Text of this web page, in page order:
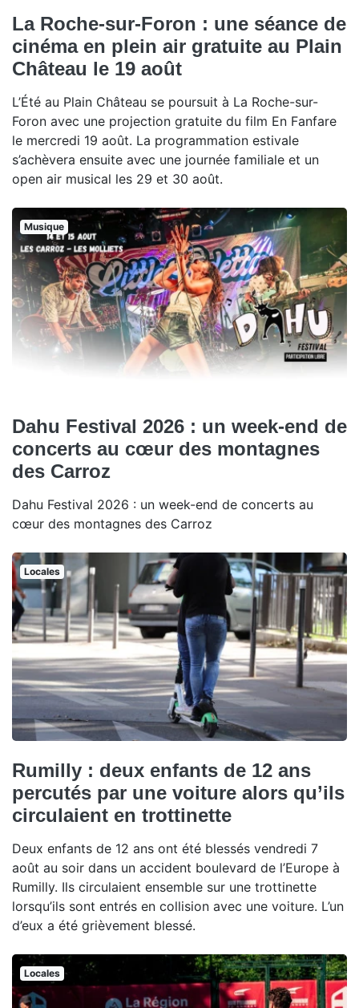
La Roche-sur-Foron : une séance de
cinéma en plein air gratuite au Plain
Château le 19 août
L’Été au Plain Château se poursuit à La Roche-sur-
Foron avec une projection gratuite du film En Fanfare
le mercredi 19 août. La programmation estivale
s’achèvera ensuite avec une journée familiale et un
open air musical les 29 et 30 août.
Musique
Dahu Festival 2026 : un week-end de
concerts au cœur des montagnes
des Carroz
Dahu Festival 2026 : un week-end de concerts au
cœur des montagnes des Carroz
Locales
Rumilly : deux enfants de 12 ans
percutés par une voiture alors qu’ils
circulaient en trottinette
Deux enfants de 12 ans ont été blessés vendredi 7
août au soir dans un accident boulevard de l’Europe à
Rumilly. Ils circulaient ensemble sur une trottinette
lorsqu’ils sont entrés en collision avec une voiture. L’un
d’eux a été grièvement blessé.
Locales